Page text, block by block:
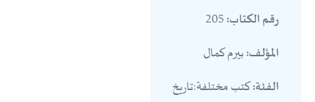
رقم الكتاب:
المؤلف:بيرم كمال
الفئة:كتب مختلفة:تاريخ